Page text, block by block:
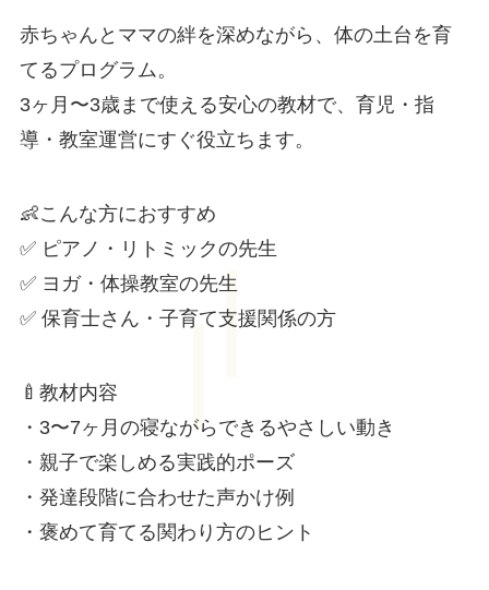
赤ちゃんとママの絆を深めながら、体の土台を育
てるプログラム。
3ヶ月〜3歳まで使える安心の教材で、育児・指
導・教室運営にすぐ役立ちます。
👶こんな方におすすめ
✅ ピアノ・リトミックの先生
✅ ヨガ・体操教室の先生
✅ 保育士さん・子育て支援関係の方
🍼教材内容
・3〜7ヶ月の寝ながらできるやさしい動き
・親子で楽しめる実践的ポーズ
・発達段階に合わせた声かけ例
・褒めて育てる関わり方のヒント